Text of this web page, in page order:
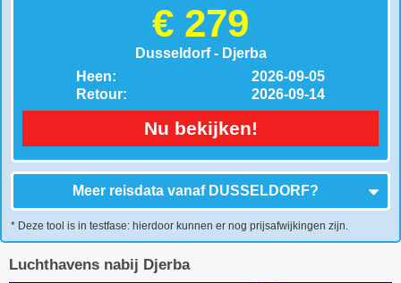
€ 279
Dusseldorf - Djerba
Heen:
Retour:
2026-09-05
2026-09-14
Nu bekijken!
Meer reisdata vanaf DUSSELDORF?
* Deze tool is in testfase: hierdoor kunnen er nog prijsafwijkingen zijn.
Luchthavens nabij Djerba